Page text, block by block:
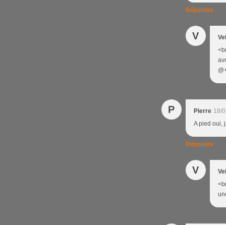
Répondre
V
P Pierre 18/
A pied oui,
Répondre
V